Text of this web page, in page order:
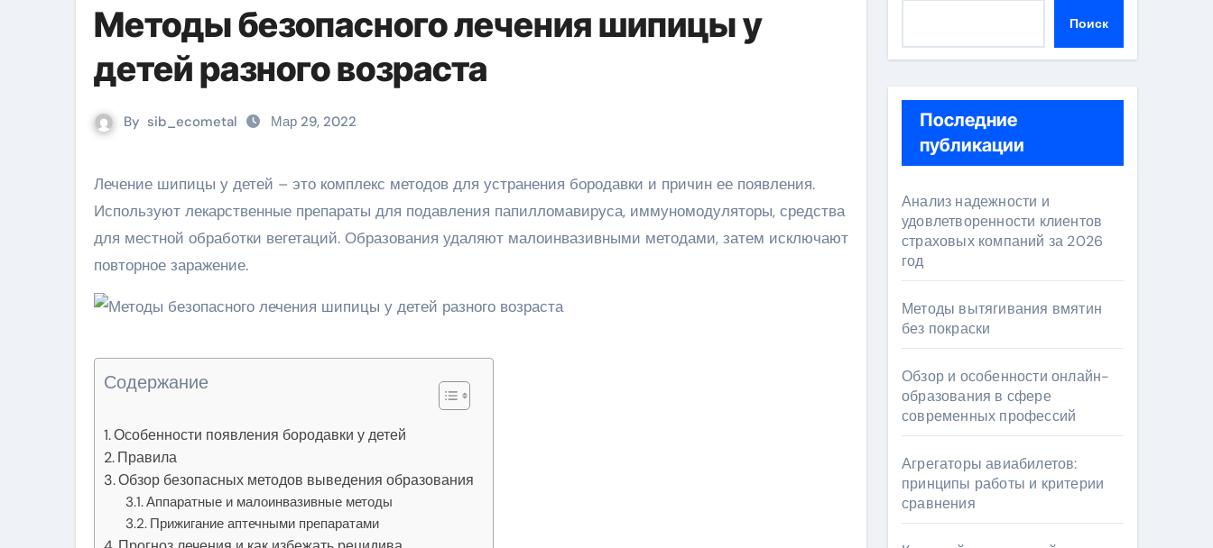
Методы безопасного лечения шипицы у
детей разного возраста
By sib_ecometal Мар 29, 2022
Лечение шипицы у детей – это комплекс методов для устранения бородавки и причин ее появления.
Используют лекарственные препараты для подавления папилломавируса, иммуномодуляторы, средства
для местной обработки вегетаций. Образования удаляют малоинвазивными методами, затем исключают
повторное заражение.
Содержание
Особенности появления бородавки у детей
Правила
Обзор безопасных методов выведения образования
Аппаратные и малоинвазивные методы
Прижигание аптечными препаратами
Поиск
Последние
публикации
Анализ надежности и
удовлетворенности клиентов
страховых компаний за 2026
год
Методы вытягивания вмятин
без покраски
Обзор и особенности онлайн-
образования в сфере
современных профессий
Агрегаторы авиабилетов:
принципы работы и критерии
сравнения